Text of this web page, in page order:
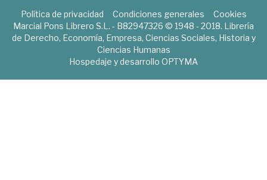
Política de privacidad Condiciones generales
Cookies
Marcial Pons Librero S.L. - B82947326 © 1948 - 2018. Librería
de Derecho, Economía, Empresa, Ciencias Sociales, Historia y
Ciencias Humanas
Hospedaje y desarrollo OPTYMA